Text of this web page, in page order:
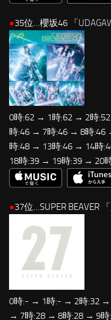
●35位…櫻坂46 「
0時:62 → 1時:62 → 2時
時:46 → 7時:46 → 8時:46
時:48 → 13時:46 → 14時
18時:39 → 19時:39 → 20
●37位…SUPER BEAVER 「
0時:- → 1時:- → 2時:32 →
→ 7時:28 → 8時:28 → 9